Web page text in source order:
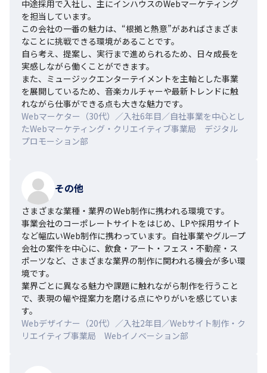
中途採用で入社し、主にインハウスのWebマーケティング
を担当しています。
この会社の一番の魅力は、“根拠と熱意”があればさまざま
なことに挑戦できる環境があることです。
自ら考え、提案し、実行まで進められるため、日々成長を
実感しながら働くことができます。
また、ミュージックエンターテイメントを主軸とした事業
を展開しているため、音楽カルチャーや最新トレンドに触
れながら仕事ができる点も大きな魅力です。
Webマーケター（30代）／入社6年目／自社事業を中心とし
たWebマーケティング・クリエイティブ事業局 デジタル
プロモーション部
その他
さまざまな業種・業界のWeb制作に携われる環境です。
事業会社のコーポレートサイトをはじめ、LPや採用サイト
など幅広いWeb制作に携わっています。自社事業やグループ
会社の案件を中心に、飲食・アート・フェス・不動産・ス
ポーツなど、さまざまな業界の制作に関われる機会が多い環
境です。
業界ごとに異なる魅力や課題に触れながら制作を行うこと
で、表現の幅や提案力を磨ける点にやりがいを感じていま
す。
Webデザイナー（20代）／入社2年目／Webサイト制作・ク
リエイティブ事業局 Webイノベーション部